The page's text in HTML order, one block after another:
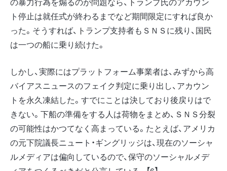
ト停止は就任式が終わるまでなど期間限定にすれば良か
った。そうすれば、トランプ支持者もＳＮＳに残り、国民
は一つの船に乗り続けた。
しかし、実際にはプラットフォーム事業者は、みずから高
バイアスニュースのフェイク判定に乗り出し、アカウン
トを永久凍結した。すでにことは決しており後戻りはで
きない。下船の準備をする人は荷物をまとめ、ＳＮＳ分裂
の可能性はかつてなく高まっている。たとえば、アメリカ
の元下院議長ニュート・ギングリッジは、現在のソーシャ
ルメディアは偏向しているので、保守のソーシャルメデ